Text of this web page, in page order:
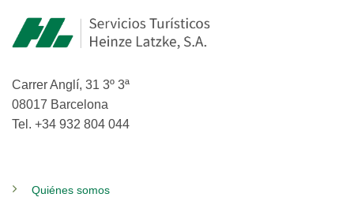
Carrer Anglí, 31 3º 3ª
08017 Barcelona
Tel. +34 932 804 044
Quiénes somos